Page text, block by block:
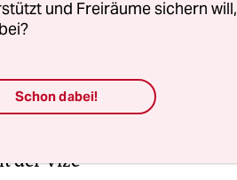
die
der Vi­ze­
und Freiräume sichern will,
Schon dabei!